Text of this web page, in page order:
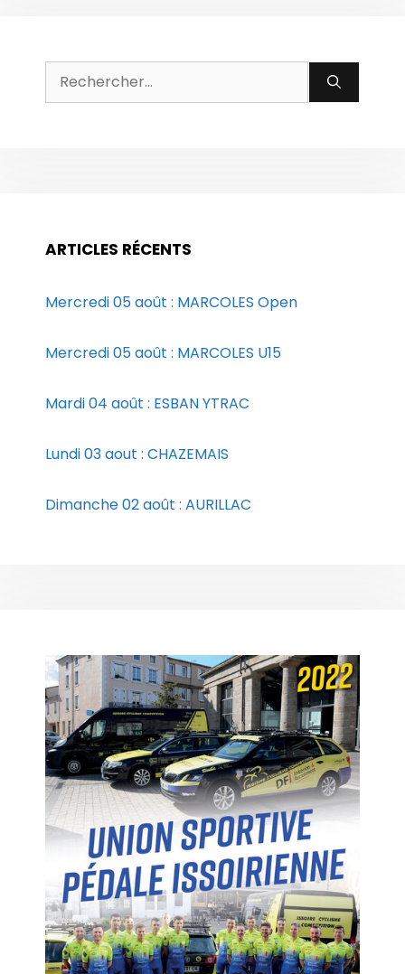
Rechercher :
ARTICLES RÉCENTS
Mercredi 05 août : MARCOLES Open
Mercredi 05 août : MARCOLES U15
Mardi 04 août : ESBAN YTRAC
Lundi 03 aout : CHAZEMAIS
Dimanche 02 août : AURILLAC